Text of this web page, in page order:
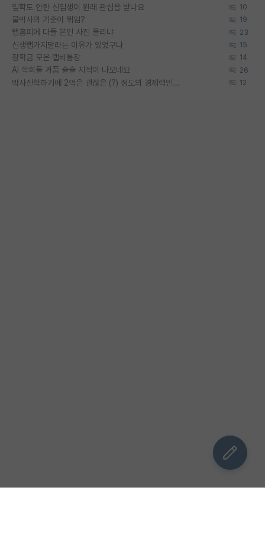
입학도 안한 신입생이 원래 관심을 받나요 10
물박사의 기준이 뭐임? 19
랩홈피에 다들 본인 사진 올리냐 23
신생랩가지말라는 이유가 있었구나 15
장학금 모은 랩비통장 14
AI 학회들 거품 슬슬 지적이 나오네요 26
박사진학하기에 2억은 괜찮은 (?) 정도의 경제력인가요 12